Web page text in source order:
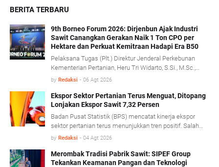
BERITA TERBARU
9th Borneo Forum 2026: Dirjenbun Ajak Industri
Sawit Canangkan Gerakan Naik 1 Ton CPO per
Hektare dan Perkuat Kemitraan Hadapi Era B50
Pelaksana Tugas (Plt.) Direktur Jenderal Perkebunan
Kementerian Pertanian, Heru Tri Widarto, S.Si., M.Sc.,
mengajak seluruh pemangku kepentingan industri kelapa
B50 sebagai momentum memperkuat produktivitas,
mempercepat transformasi tata kelola, serta
membangun kemitraan yang lebih kuat antara
perusahaan dan pekebun rakyat.
by Redaksi - 06 Agt 2026
Ekspor Sektor Pertanian Terus Menguat, Ditopang
Lonjakan Ekspor Sawit 7,32 Persen
Badan Pusat Statistik (BPS) mencatat kinerja ekspor
sektor pertanian terus menunjukkan tren positif. Salah
satu pendorong kinerja tersebut berasal dari komoditas
turunannya yang mencatat pertumbuhan ekspor cukup
signifikan. BPS mencatat, sepanjang Januari- Juni 2026
by Redaksi - 04 Agt 2026
Merombak Tradisi Pabrik Sawit: SIPEF Group
Tekankan Keamanan Pangan dan Teknologi